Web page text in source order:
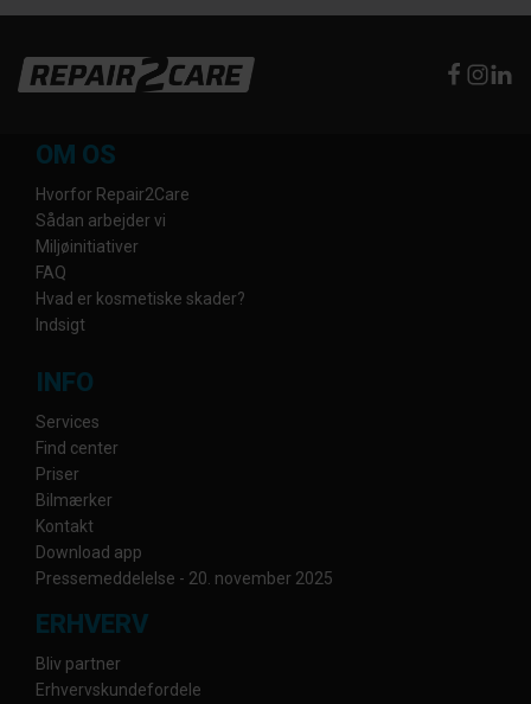
OM OS
Hvorfor Repair2Care
Sådan arbejder vi
Miljøinitiativer
FAQ
Hvad er kosmetiske skader?
Indsigt
INFO
Services
Find center
Priser
Bilmærker
Kontakt
Download app
Pressemeddelelse - 20. november 2025
ERHVERV
Bliv partner
Erhvervskundefordele